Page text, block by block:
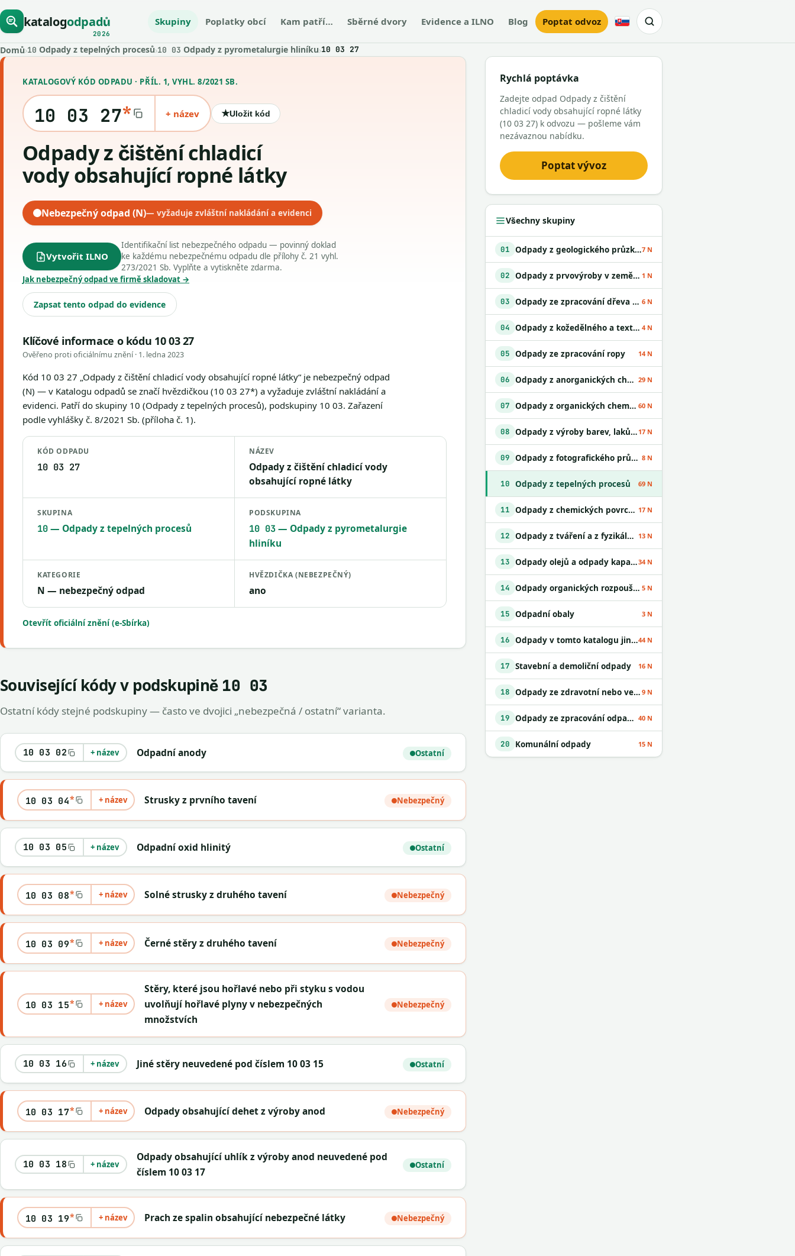
katalogodpadů
2026
Skupiny Poplatky obcí Kam patří… Sběrné dvory Evidence a ILNO Blog Poptat odvoz Slovensky
Domů›10 Odpady z tepelných procesů›10 03 Odpady z pyrometalurgie hliníku›10 03 27
KATALOGOVÝ KÓD ODPADU · PŘÍL. 1, VYHL. 8/2021 SB.
10 03 27* + název ★Uložit kód
Odpady z čištění chladicí
vody obsahující ropné látky
Nebezpečný odpad (N)— vyžaduje zvláštní nakládání a evidenci
Vytvořit ILNO
Identifikační list nebezpečného odpadu — povinný doklad
ke každému nebezpečnému odpadu dle přílohy č. 21 vyhl.
273/2021 Sb. Vyplňte a vytiskněte zdarma.
Jak nebezpečný odpad ve firmě skladovat →
Zapsat tento odpad do evidence
Klíčové informace o kódu 10 03 27
Ověřeno proti oficiálnímu znění · 1. ledna 2023
Kód 10 03 27 „Odpady z čištění chladicí vody obsahující ropné látky“ je nebezpečný odpad
(N) — v Katalogu odpadů se značí hvězdičkou (10 03 27*) a vyžaduje zvláštní nakládání a
evidenci. Patří do skupiny 10 (Odpady z tepelných procesů), podskupiny 10 03. Zařazení
podle vyhlášky č. 8/2021 Sb. (příloha č. 1).
KÓD ODPADU
10 03 27
NÁZEV
Odpady z čištění chladicí vody
obsahující ropné látky
SKUPINA
10— Odpady z tepelných procesů
PODSKUPINA
10 03— Odpady z pyrometalurgie
hliníku
KATEGORIE
N — nebezpečný odpad
HVĚZDIČKA (NEBEZPEČNÝ)
ano
Otevřít oficiální znění (e-Sbírka)
Související kódy v podskupině 10 03
Ostatní kódy stejné podskupiny — často ve dvojici „nebezpečná / ostatní“ varianta.
10 03 02 + název Odpadní anody Ostatní
10 03 04* + název Strusky z prvního tavení Nebezpečný
10 03 05 + název Odpadní oxid hlinitý Ostatní
10 03 08* + název Solné strusky z druhého tavení Nebezpečný
10 03 09* + název Černé stěry z druhého tavení Nebezpečný
10 03 15* + název
Stěry, které jsou hořlavé nebo při styku s vodou
uvolňují hořlavé plyny v nebezpečných
množstvích
Nebezpečný
10 03 16 + název Jiné stěry neuvedené pod číslem 10 03 15 Ostatní
10 03 17* + název Odpady obsahující dehet z výroby anod Nebezpečný
10 03 18 + název
Odpady obsahující uhlík z výroby anod neuvedené pod
číslem 10 03 17
Ostatní
10 03 19* + název Prach ze spalin obsahující nebezpečné látky Nebezpečný
Rychlá poptávka
Zadejte odpad Odpady z čištění
chladicí vody obsahující ropné látky
(10 03 27) k odvozu — pošleme vám
nezávaznou nabídku.
Poptat vývoz
Všechny skupiny
01 Odpady z geologického průzkumu7 N
02 Odpady z prvovýroby v zemědělství 1 N
03 Odpady ze zpracování dřeva a výroby desek 6 N
04 Odpady z kožedělného a textilního průmyslu 4 N
05 Odpady ze zpracování ropy 14 N
06 Odpady z anorganických chemických procesů 29 N
07 Odpady z organických chemických procesů 60 N
08 Odpady z výroby barev, laků a lepidel 17 N
09 Odpady z fotografického průmyslu 8 N
10 Odpady z tepelných procesů 69 N
11 Odpady z chemických povrchových úprav 17 N
12 Odpady z tváření a z fyzikální a mechanické úpravy povrchu kovů a plastů 13 N
13 Odpady olejů a odpady kapalných paliv34 N
14 Odpady organických rozpouštědel 5 N
15 Odpadní obaly 3 N
16 Odpady v tomto katalogu jinak neurčené44 N
17 Stavební a demoliční odpady 16 N
18 Odpady ze zdravotní nebo veterinární péče a /nebo z výzkumu s nimi souvisejícího 9 N
19 Odpady ze zpracování odpadu a z ČOV 40 N
20 Komunální odpady 15 N